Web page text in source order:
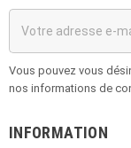
Vous pouvez vous
nos informations de
INFORMATION